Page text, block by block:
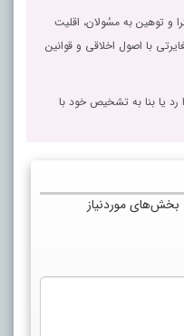
و توهین به مسٔولان، اقلیت
با اصول اخلاقی و قوانین
یا بنا به تشخیص خود با
بخش‌های موردنیاز